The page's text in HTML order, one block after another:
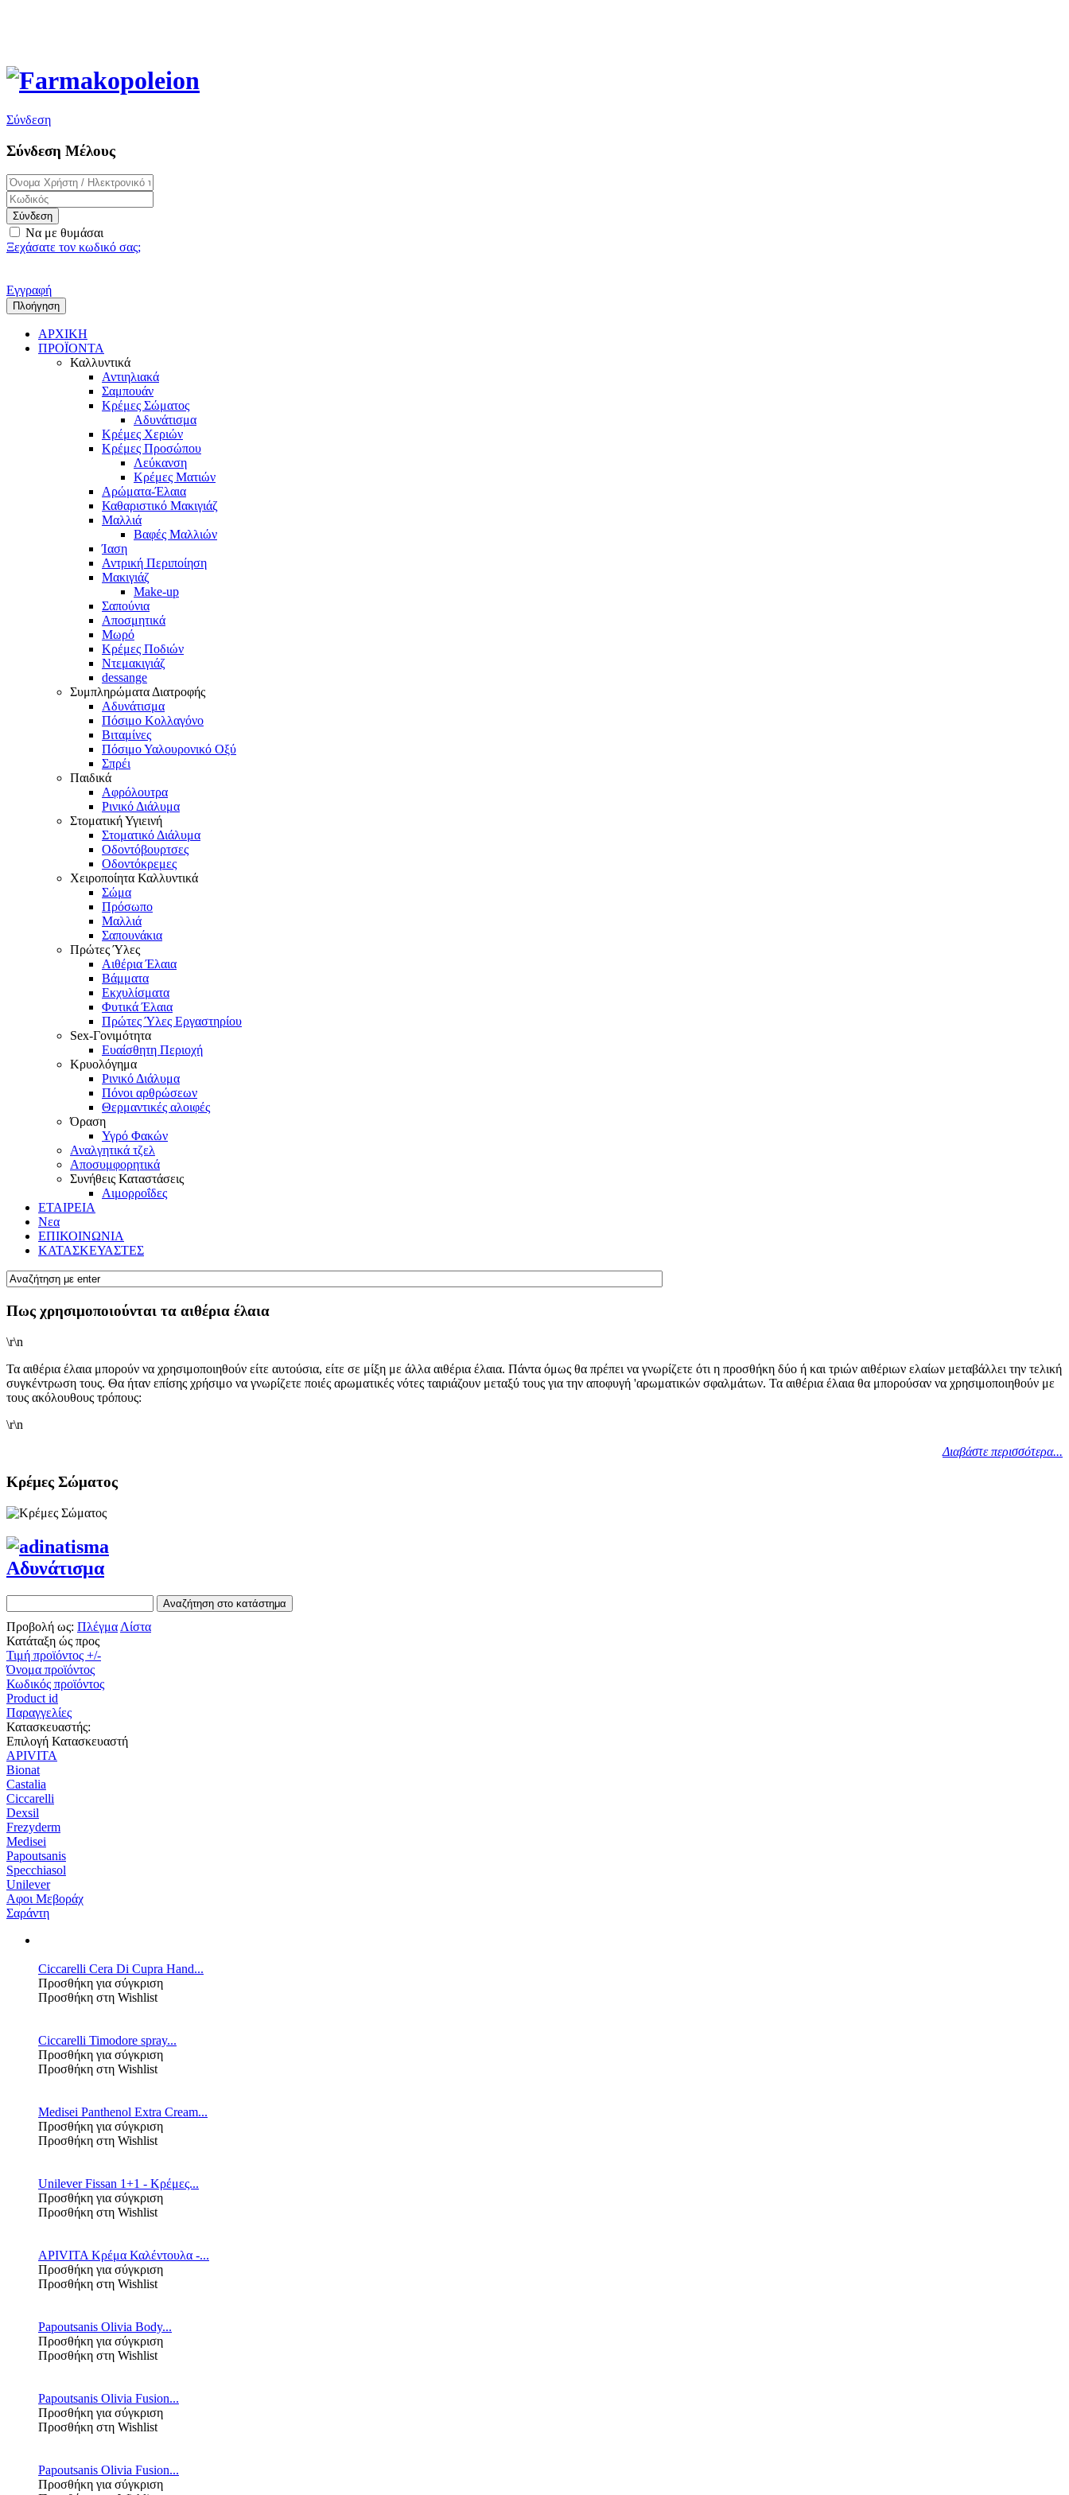
Σύνδεση
Σύνδεση Μέλους
Σύνδεση
Να με θυμάσαι
Ξεχάσατε τον κωδικό σας;
Εγγραφή
Πλοήγηση
ΑΡΧΙΚΗ
ΠΡΟΪΟΝΤΑ
Καλλυντικά
Αντιηλιακά
Σαμπουάν
Κρέμες Σώματος
Αδυνάτισμα
Κρέμες Χεριών
Κρέμες Προσώπου
Λεύκανση
Κρέμες Ματιών
Αρώματα-Έλαια
Καθαριστικό Μακιγιάζ
Μαλλιά
Βαφές Μαλλιών
Ίαση
Αντρική Περιποίηση
Μακιγιάζ
Make-up
Σαπούνια
Αποσμητικά
Μωρό
Κρέμες Ποδιών
Ντεμακιγιάζ
dessange
Συμπληρώματα Διατροφής
Αδυνάτισμα
Πόσιμο Κολλαγόνο
Βιταμίνες
Πόσιμο Υαλουρονικό Οξύ
Σπρέι
Παιδικά
Αφρόλουτρα
Ρινικό Διάλυμα
Στοματική Υγιεινή
Στοματικό Διάλυμα
Οδοντόβουρτσες
Οδοντόκρεμες
Χειροποίητα Καλλυντικά
Σώμα
Πρόσωπο
Μαλλιά
Σαπουνάκια
Πρώτες Ύλες
Αιθέρια Έλαια
Βάμματα
Εκχυλίσματα
Φυτικά Έλαια
Πρώτες Ύλες Εργαστηρίου
Sex-Γονιμότητα
Ευαίσθητη Περιοχή
Κρυολόγημα
Ρινικό Διάλυμα
Πόνοι αρθρώσεων
Θερμαντικές αλοιφές
Όραση
Υγρό Φακών
Αναλγητικά τζελ
Αποσυμφορητικά
Συνήθεις Καταστάσεις
Αιμορροΐδες
ΕΤΑΙΡΕΙΑ
Νεα
ΕΠΙΚΟΙΝΩΝΙΑ
KΑΤΑΣΚΕΥΑΣΤΕΣ
Πως χρησιμοποιούνται τα αιθέρια έλαια
\r\n
Τα αιθέρια έλαια μπορούν να χρησιμοποιηθούν είτε αυτούσια, είτε σε μίξη με άλλα αιθέρια έλαια. Πάντα όμως θα πρέπει να γνωρίζετε ότι η προσθήκη δύο ή και τριών αιθέριων ελαίων μεταβάλλει την τελική
συγκέντρωση τους. Θα ήταν επίσης χρήσιμο να γνωρίζετε ποιές αρωματικές νότες ταιριάζουν μεταξύ τους για την αποφυγή 'αρωματικών σφαλμάτων. Τα αιθέρια έλαια θα μπορούσαν να χρησιμοποιηθούν με
τους ακόλουθους τρόπους:
\r\n
Διαβάστε περισσότερα...
Κρέμες Σώματος
Αδυνάτισμα
Προβολή ως: Πλέγμα Λίστα
Κατάταξη ώς προς
Τιμή προϊόντος +/-
Όνομα προϊόντος
Κωδικός προϊόντος
Product id
Παραγγελίες
Κατασκευαστής:
Επιλογή Κατασκευαστή
APIVITA
Bionat
Castalia
Ciccarelli
Dexsil
Frezyderm
Medisei
Papoutsanis
Specchiasol
Unilever
Αφοι Μεβοράχ
Σαράντη
Ciccarelli Cera Di Cupra Hand...
Προσθήκη για σύγκριση
Προσθήκη στη Wishlist
Ciccarelli Timodore spray...
Προσθήκη για σύγκριση
Προσθήκη στη Wishlist
Medisei Panthenol Extra Cream...
Προσθήκη για σύγκριση
Προσθήκη στη Wishlist
Unilever Fissan 1+1 - Κρέμες...
Προσθήκη για σύγκριση
Προσθήκη στη Wishlist
APIVITA Κρέμα Καλέντουλα -...
Προσθήκη για σύγκριση
Προσθήκη στη Wishlist
Papoutsanis Olivia Body...
Προσθήκη για σύγκριση
Προσθήκη στη Wishlist
Papoutsanis Olivia Fusion...
Προσθήκη για σύγκριση
Προσθήκη στη Wishlist
Papoutsanis Olivia Fusion...
Προσθήκη για σύγκριση